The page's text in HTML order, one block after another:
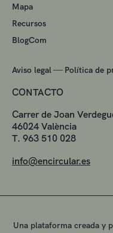
Mapa
Recursos
BlogCom
Aviso legal — Política de
CONTACTO
Carrer de Joan
46024 València
T. 963 510 028
info@encircular.es
Una plataforma creada y